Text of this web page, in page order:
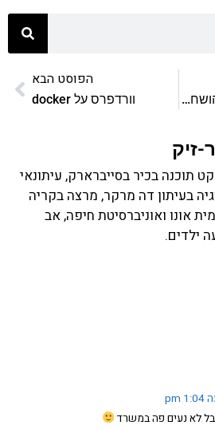
מודול מרכזי ב-npm הושחת ומיליוני שרתים ואפליקציות נמצאים בסיכון
הפוסט הבא
וורדפרס על docker
זיק
תוכנה בכיר בסייברארק, עיתונאי
בעיתון דה מרקר, מרצה בקריה
אונו ואוניברסיטת חיפה, אב
ילדים.
לא נעים פה במשרד